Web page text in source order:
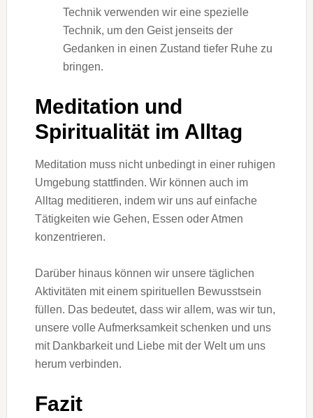
Technik verwenden wir eine spezielle
Technik, um den Geist jenseits der
Gedanken in einen Zustand tiefer Ruhe zu
bringen.
Meditation und
Spiritualität im Alltag
Meditation muss nicht unbedingt in einer ruhigen
Umgebung stattfinden. Wir können auch im
Alltag meditieren, indem wir uns auf einfache
Tätigkeiten wie Gehen, Essen oder Atmen
konzentrieren.
Darüber hinaus können wir unsere täglichen
Aktivitäten mit einem spirituellen Bewusstsein
füllen. Das bedeutet, dass wir allem, was wir tun,
unsere volle Aufmerksamkeit schenken und uns
mit Dankbarkeit und Liebe mit der Welt um uns
herum verbinden.
Fazit